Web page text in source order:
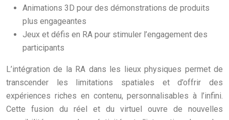
Animations 3D pour des démonstrations de produits
plus engageantes
Jeux et défis en RA pour stimuler l’engagement des
participants
L’intégration de la RA dans les lieux physiques permet de
transcender les limitations spatiales et d’offrir des
expériences riches en contenu, personnalisables à l’infini.
Cette fusion du réel et du virtuel ouvre de nouvelles